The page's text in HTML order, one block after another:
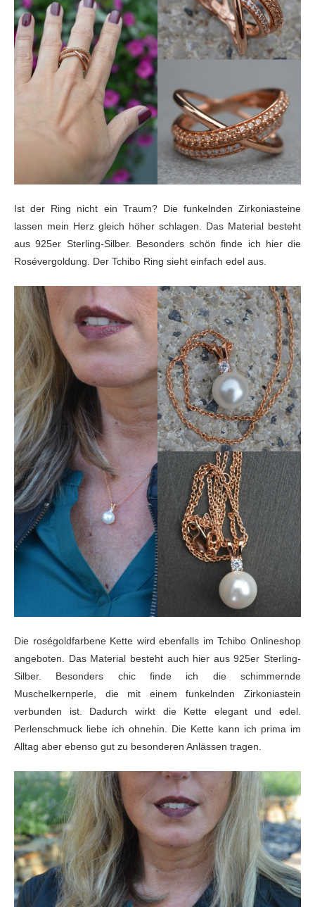
Ist der Ring nicht ein Traum? Die funkelnden Zirkoniasteine
lassen mein Herz gleich höher schlagen. Das Material besteht
aus 925er Sterling-Silber. Besonders schön finde ich hier die
Rosévergoldung. Der Tchibo Ring sieht einfach edel aus.
Die roségoldfarbene Kette wird ebenfalls im Tchibo Onlineshop
angeboten. Das Material besteht auch hier aus 925er Sterling-
Silber. Besonders chic finde ich die schimmernde
Muschelkernperle, die mit einem funkelnden Zirkoniastein
verbunden ist. Dadurch wirkt die Kette elegant und edel.
Perlenschmuck liebe ich ohnehin. Die Kette kann ich prima im
Alltag aber ebenso gut zu besonderen Anlässen tragen.